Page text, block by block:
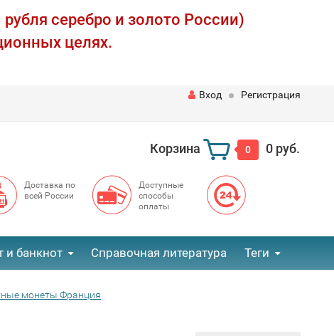
серебро и золото России)
целях.
Вход Регистрация
Корзина 0 0 руб.
Доставка по
всей России
Доступные
способы
оплаты
и банкнот Справочная литература Теги
монеты Франция